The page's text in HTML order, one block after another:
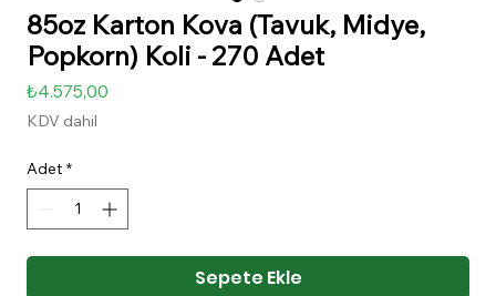
85oz Karton Kova (Tavuk, Midye,
Popkorn) Koli - 270 Adet
₺4.575,00
KDV dahil
Adet *
Sepete Ekle